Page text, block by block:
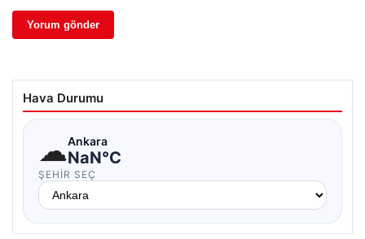
Hava Durumu
☁Ankara
NaN°C
ŞEHIR SEÇ